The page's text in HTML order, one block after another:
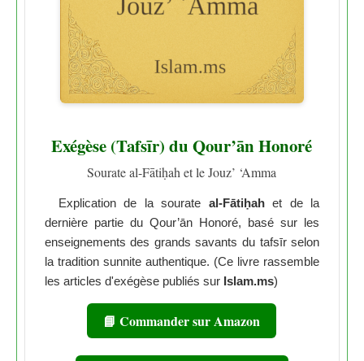
Exégèse (Tafsīr) du Qour’ān Honoré
Sourate al-Fātiḥah et le Jouz’ ‘Amma
Explication de la sourate al-Fātiḥahet de la
dernière partie du Qour’ān Honoré, basé sur les
enseignements des grands savants du tafsīr selon
la tradition sunnite authentique. (Ce livre rassemble
les articles d'exégèse publiés sur Islam.ms)
📘 Commander sur Amazon